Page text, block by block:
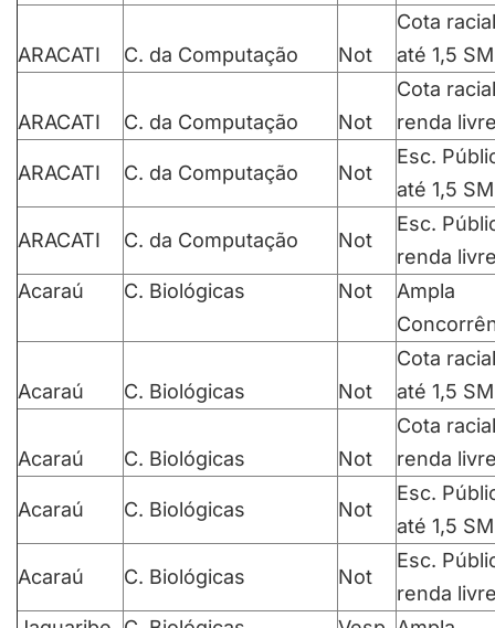
ARACATI C. da Computação Not
Cota racial
até 1,5 SM
ARACATI C. da Computação Not
Cota racial
renda
ARACATI C. da Computação Not
Esc.
até 1,5 SM
ARACATI C. da Computação Not
Esc.
renda
Acaraú
C. Biológicas Not
Ampla
Acaraú C. Biológicas Not
Cota racial
até 1,5 SM
Acaraú C. Biológicas Not
Cota racial
renda
Acaraú C. Biológicas Not
Esc.
até 1,5 SM
Acaraú C. Biológicas Not
Esc.
renda